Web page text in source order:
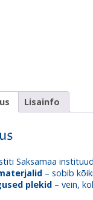
Lisainfo
Saksamaa
– sobib
plekid– vein,